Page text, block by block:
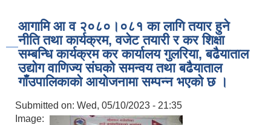
आगामि आ व २०८०।०८१ का लागि तयार हुने
नीति तथा कार्यक्रम, वजेट तयारी र कर शिक्षा
सम्बन्धि कार्यक्रम कर कार्यालय गुलरिया, बढैयाताल
उद्याेग वाणिज्य स‌ंघकाे समन्वय तथा बढैयाताल
गाँउपालिकाकाे आयाेजनामा सम्पन्न भएकाे छ ।
Submitted on: Wed, 05/10/2023 - 21:35
Image: